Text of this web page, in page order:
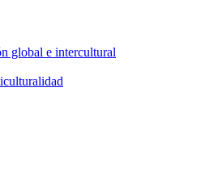
global e intercultural